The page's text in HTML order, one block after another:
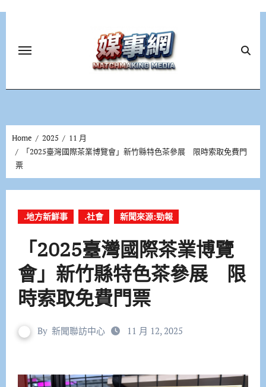
Home 2025
11 月
「2025臺灣國際茶業博覽會」新竹縣特色茶參展 限時索取免費門
票
.地方新鮮事 .社會 新聞來源:勁報
「2025臺灣國際茶業博覽
會」新竹縣特色茶參展 限
時索取免費門票
By 新聞聯訪中心 11 月 12, 2025